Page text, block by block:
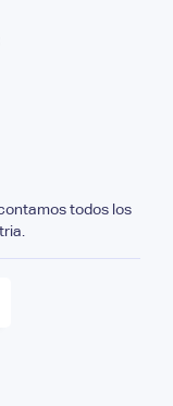
todos los